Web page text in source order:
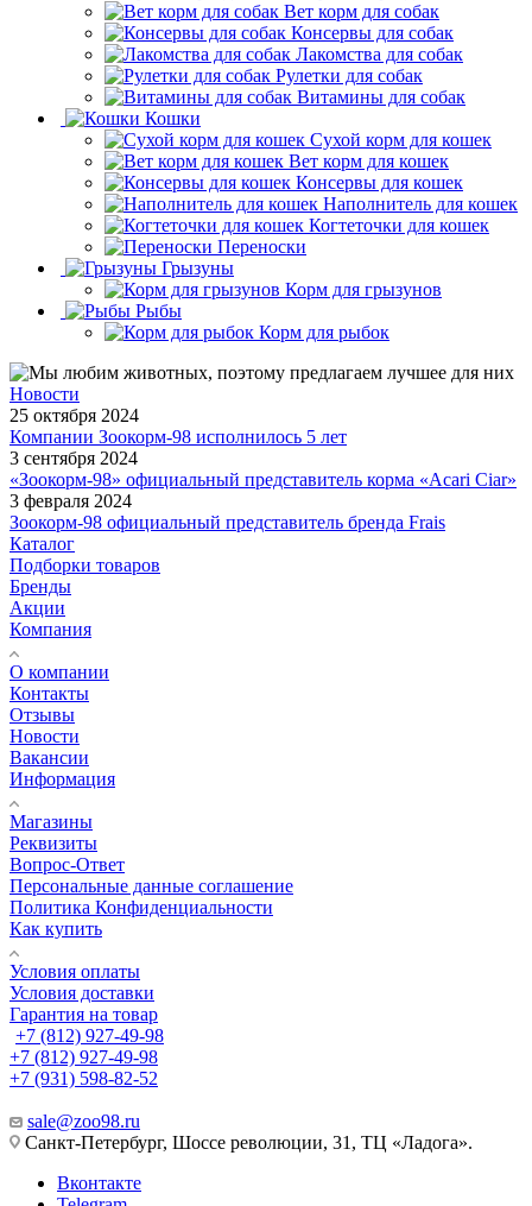
Вет корм для собак
Консервы для собак
Лакомства для собак
Рулетки для собак
Витамины для собак
Кошки
Сухой корм для кошек
Вет корм для кошек
Консервы для кошек
Наполнитель для кошек
Когтеточки для кошек
Переноски
Грызуны
Корм для грызунов
Рыбы
Корм для рыбок
Новости
25 октября 2024
Компании Зоокорм-98 исполнилось 5 лет
3 сентября 2024
«Зоокорм-98» официальный представитель корма «Acari Ciar»
3 февраля 2024
Зоокорм-98 официальный представитель бренда Frais
Каталог
Подборки товаров
Бренды
Акции
Компания
О компании
Контакты
Отзывы
Новости
Вакансии
Информация
Магазины
Реквизиты
Вопрос-Ответ
Персональные данные соглашение
Политика Конфиденциальности
Как купить
Условия оплаты
Условия доставки
Гарантия на товар
+7 (812) 927-49-98
+7 (812) 927-49-98
+7 (931) 598-82-52
sale@zoo98.ru
Санкт-Петербург, Шоссе революции, 31, ТЦ «Ладога».
Вконтакте